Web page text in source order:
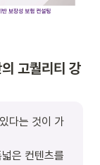
고퀄리티 강
다는 것이 가
은 컨텐츠를